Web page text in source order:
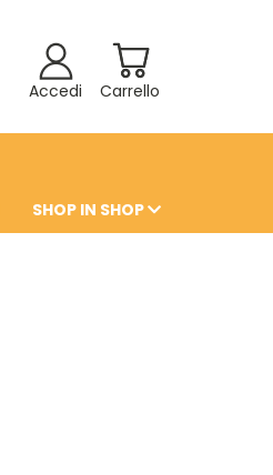
Carrello
Accedi
SHOP IN SHOP